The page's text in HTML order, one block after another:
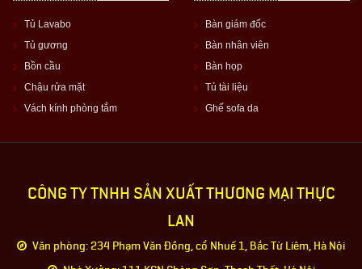
Tủ Lavabo
Tủ gương
Bồn cầu
Chậu rửa mặt
Vách kính phòng tắm
Bàn giám đốc
Bàn nhân viên
Bàn họp
Tủ tài liệu
Ghế sofa da
CÔNG TY TNHH SẢN XUẤT THƯƠNG MẠI THỰC
LAN
Văn phòng: 234 Phạm Văn Đồng, cổ Nhuế 1, Bắc Từ Liêm, Hà Nội